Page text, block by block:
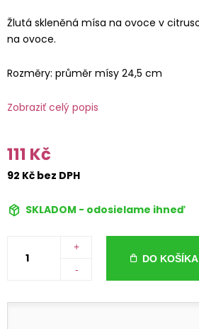
Žlutá skleněná mísa na ovoce v
na ovoce.
Rozměry: průměr mísy 24,5 cm
Zobraziť celý popis
111 Kč
92 Kč bez DPH
SKLADOM - odosielame ihneď
+
-
DO KOŠÍKA